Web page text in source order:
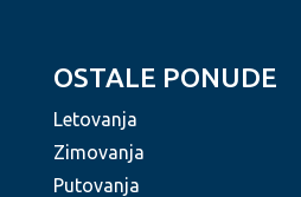
OSTALE PONUDE
Letovanja
Zimovanja
Putovanja